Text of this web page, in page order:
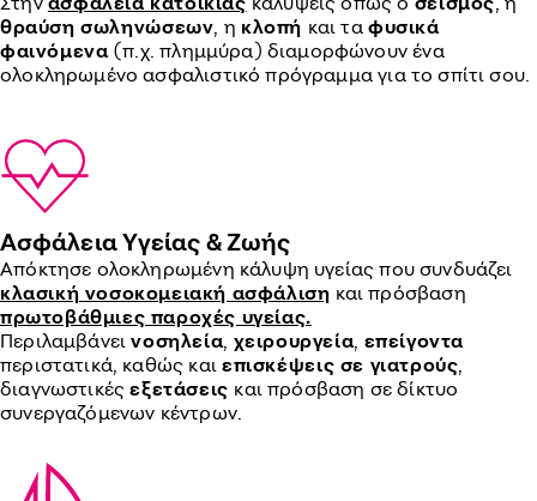
θραύση σωληνώσεων, η κλοπή και τα φυσικά
φαινόμενα(π.χ. πλημμύρα) διαμορφώνουν ένα
ολοκληρωμένο ασφαλιστικό πρόγραμμα για το σπίτι σου.
Ασφάλεια Υγείας & Ζωής
Απόκτησε ολοκληρωμένη κάλυψη υγείας που συνδυάζει
κλασική νοσοκομειακή ασφάλιση και πρόσβαση
πρωτοβάθμιες παροχές υγείας.
Περιλαμβάνεινοσηλεία, χειρουργεία, επείγοντα
περιστατικά, καθώς καιεπισκέψεις σε γιατρούς,
διαγνωστικέςεξετάσεις και πρόσβαση σε δίκτυο
συνεργαζόμενων κέντρων.